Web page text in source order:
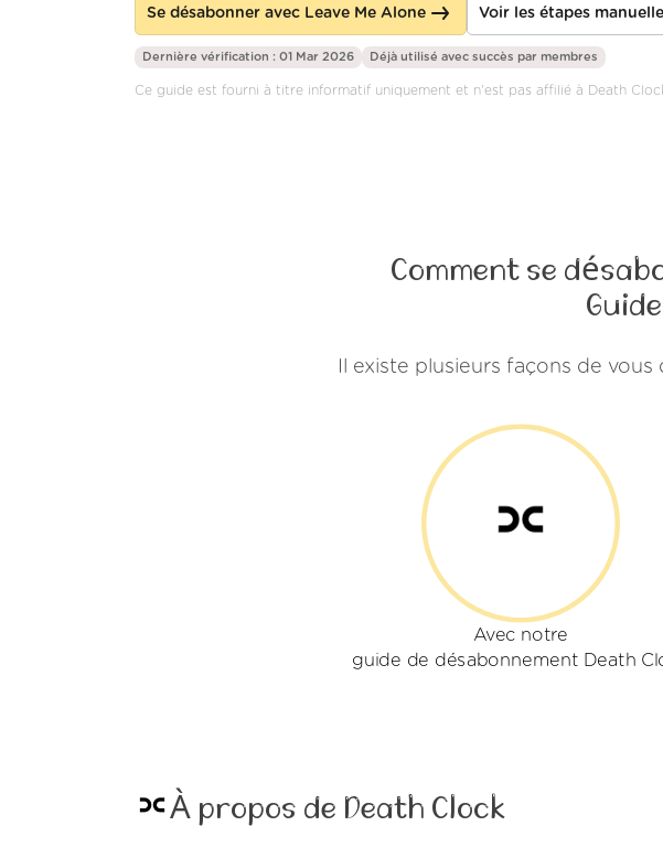
Se désabonner avec Leave Me Alone Voir les étapes
Dernière vérification : 01 Mar 2026 Déjà utilisé avec succès par membres
Ce guide est fourni à titre informatif uniquement et n'est pas affilié à Death
Comment se
Il existe plusieurs façons de
Avec notre
guide de désabonnement Death
À propos de Death Clock